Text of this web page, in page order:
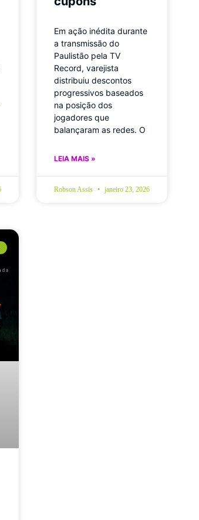
Em ação inédita durante
a transmissão do
Paulistão pela TV
Record, varejista
distribuiu descontos
progressivos baseados
na posição dos
jogadores que
balançaram as redes. O
LEIA MAIS »
Robson Assis janeiro 23, 2026